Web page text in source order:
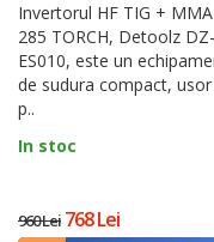
Invertorul HF TIG + MMA
285 TORCH, Detoolz DZ-
ES010, este un
de sudura compact, usor
p..
In stoc
960 Lei 768 Lei